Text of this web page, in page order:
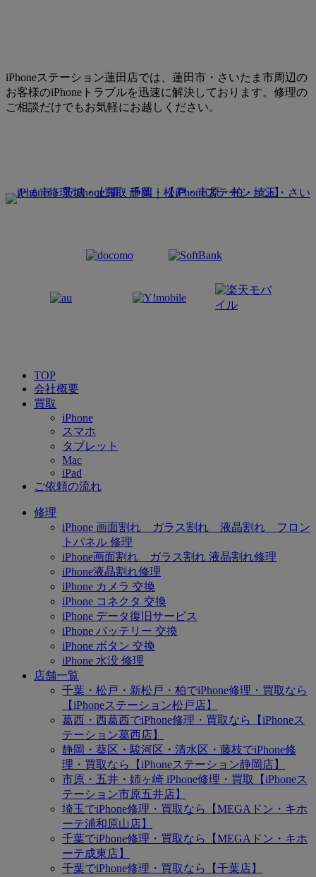
iPhoneステーション蓮田店では、蓮田市・さいたま市周辺の
お客様のiPhoneトラブルを迅速に解決しております。修理の
ご相談だけでもお気軽にお越しください。
TOP
会社概要
買取
iPhone
スマホ
タブレット
Mac
iPad
ご依頼の流れ
修理
iPhone 画面割れ ガラス割れ 液晶割れ フロン
トパネル 修理
iPhone画面割れ ガラス割れ 液晶割れ修理
iPhone液晶割れ修理
iPhone カメラ 交換
iPhone コネクタ 交換
iPhone データ復旧サービス
iPhone バッテリー 交換
iPhone ボタン 交換
iPhone 水没 修理
店舗一覧
千葉・松戸・新松戸・柏でiPhone修理・買取なら
【iPhoneステーション松戸店】
葛西・西葛西でiPhone修理・買取なら【iPhoneス
テーション葛西店】
静岡・葵区・駿河区・清水区・藤枝でiPhone修
理・買取なら【iPhoneステーション静岡店】
市原・五井・姉ヶ崎 iPhone修理・買取【iPhoneス
テーション市原五井店】
埼玉でiPhone修理・買取なら【MEGAドン・キホ
ーテ浦和原山店】
千葉でiPhone修理・買取なら【MEGAドン・キホ
ーテ成東店】
千葉でiPhone修理・買取なら【千葉店】